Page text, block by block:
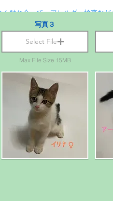
写真３
Select File
Max File Size 15MB